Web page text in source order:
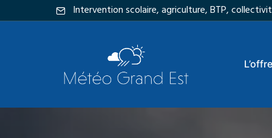
Intervention scolaire, agriculture, BTP,